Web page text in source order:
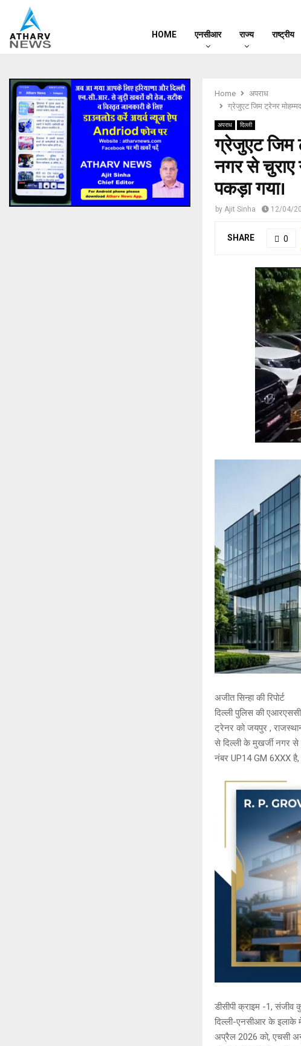
HOME एनसीआर राज्य राष्ट्रीय
Home
अपराध
ग्रेजुएट जिम ट्रेनर
अपराध दिल्ली
ग्रेजुएट जिम
नगर से चुराए
पकड़ा गया।
by Ajit Sinha 12/04/
SHARE 0
अजीत सिन्हा की रिपोर्ट
दिल्ली पुलिस की
ट्रेनर को जयपुर ,
से दिल्ली के मुखर्जी नगर
नंबर UP14 GM 6XXX है,
डीसीपी क्राइम -1, संजीव
दिल्ली-एनसीआर के इलाके
अप्रैल 2026 को, एचसी